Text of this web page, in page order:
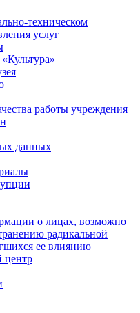
техническом
услуг
работы учреждения
данных
о лицах, возможно
радикальной
ее влиянию
центр